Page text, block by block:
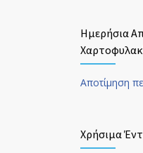
Ημερήσια
Αποτίμηση
Χρήσιμα